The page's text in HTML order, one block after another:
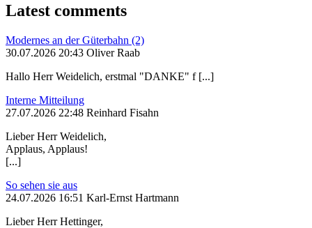
Latest comments
Modernes an der Güterbahn (2)
30.07.2026 20:43 Oliver Raab
Hallo Herr Weidelich, erstmal "DANKE" f [...]
Interne Mitteilung
27.07.2026 22:48 Reinhard Fisahn
Lieber Herr Weidelich,
Applaus, Applaus!
[...]
So sehen sie aus
24.07.2026 16:51 Karl-Ernst Hartmann
Lieber Herr Hettinger,